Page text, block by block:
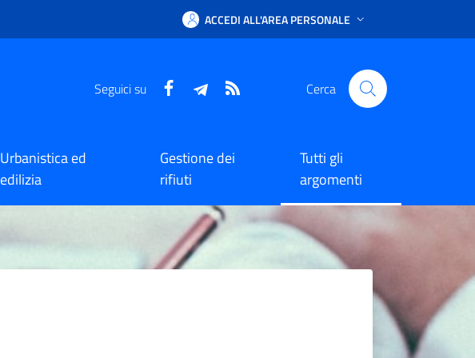
ACCEDI ALL'AREA PERSONALE
Seguici su FacebookTelegram Cerca
Urbanistica ed
edilizia
Gestione dei
rifiuti
Tutti gli
argomenti